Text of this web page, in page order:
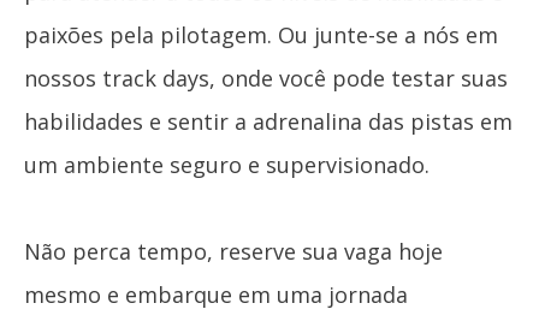
paixões pela pilotagem. Ou junte-se a nós em
nossos track days, onde você pode testar suas
habilidades e sentir a adrenalina das pistas em
um ambiente seguro e supervisionado.
Não perca tempo, reserve sua vaga hoje
mesmo e embarque em uma jornada